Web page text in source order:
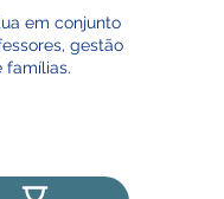
em conjunto
gestão
famílias.